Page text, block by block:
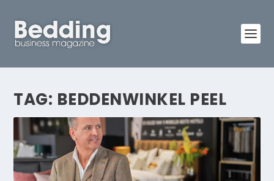
TAG: BEDDENWINKEL PEEL